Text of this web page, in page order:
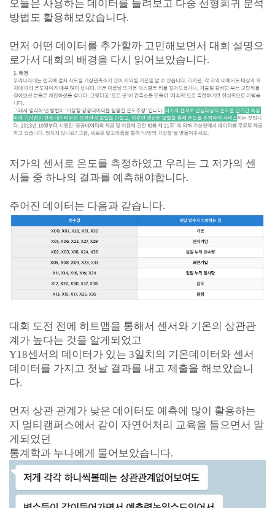
오늘은 사용하는 데이터를 늘려보고 다중 선형회귀 분석
방법도 활용해보았습니다.
먼저 어떤 데이터를 추가할까 고민해보면서 대회 설명으
로가서 대회의 배경을 다시 읽어보았습니다.
저가의 센서로 온도를 측정하였고 우리는 그 저가의 센
서들 중 하나의 결과를 예측해야합니다.
주어진 데이터는 다음과 같습니다.
대회 도전 전에 히트맵을 통해서 센서와 기온의 상관관
계가 높다는 것을 알게되었고
Y18센서의 데이터가 있는 3일치의 기온데이터와 센서
데이터를 가지고 첫날 결과를 내고 제출을 해보았습니
다.
먼저 상관 관계가 낮은 데이터도 예측에 많이 활용하는
지 멀티캠퍼스에서 같이 자연어처리 교육을 들으면서 알
게되었던
통계학과 누나에게 물어보았습니다.